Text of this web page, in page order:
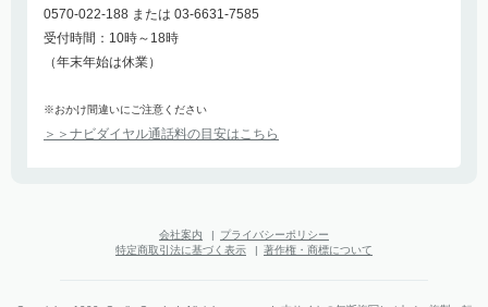
0570-022-188 または 03-6631-7585
受付時間：10時～18時
（年末年始は休業）
※おかけ間違いにご注意ください
＞＞ナビダイヤル通話料の目安はこちら
会社案内 |
プライバシーポリシー
特定商取引法に基づく表示
| 著作権・商標について